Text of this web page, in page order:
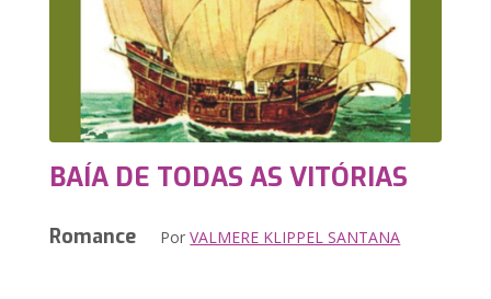
BAÍA DE TODAS AS VITÓRIAS
Romance PorVALMERE KLIPPEL SANTANA